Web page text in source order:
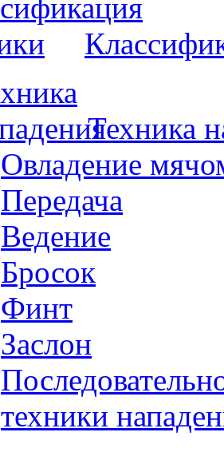
Техника
Овладение
Передача
Ведение
Бросок
Финт
Заслон
техники